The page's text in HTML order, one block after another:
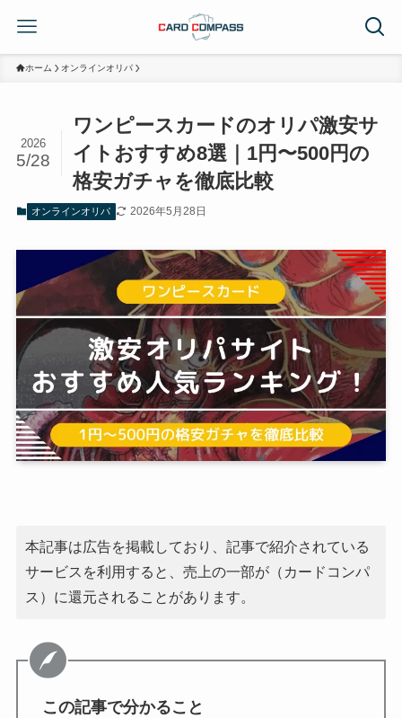
ホーム オンラインオリパ
ワンピースカードのオリパ激安サ
イトおすすめ8選｜1円〜500円の
格安ガチャを徹底比較
2026
5/28
オンラインオリパ 2026年5月28日
本記事は広告を掲載しており、記事で紹介されている
サービスを利用すると、売上の一部が（カードコンパ
ス）に還元されることがあります。
この記事で分かること